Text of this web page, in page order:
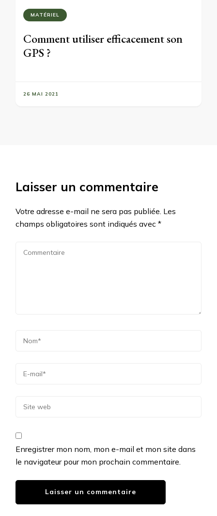
MATÉRIEL
Comment utiliser efficacement son
GPS ?
26 MAI 2021
Laisser un commentaire
Votre adresse e-mail ne sera pas publiée. Les
champs obligatoires sont indiqués avec *
Enregistrer mon nom, mon e-mail et mon site dans
le navigateur pour mon prochain commentaire.